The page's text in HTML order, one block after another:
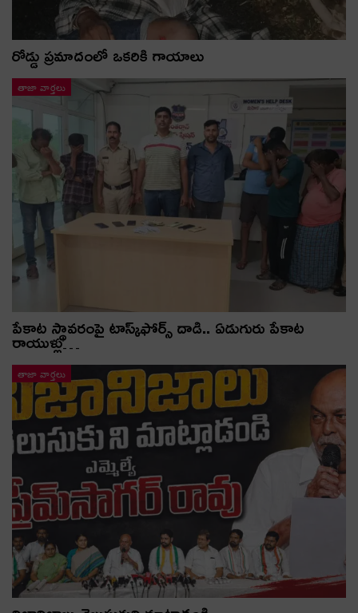
రోడ్డు ప్రమాదంలో ఒకరికి గాయాలు
తాజా వార్తలు
పేకాట స్థావరంపై టాస్క్‌ఫోర్స్ దాడి.. ఏడుగురు పేకాట
రాయుళ్లు…
తాజా వార్తలు